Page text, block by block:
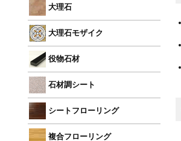
大理石
大理石モザイク
役物石材
石材調シート
シートフローリング
複合フローリング